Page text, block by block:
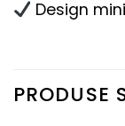
Design
PRODUSE